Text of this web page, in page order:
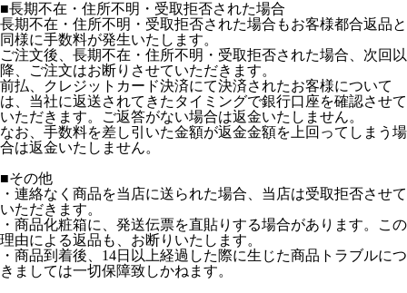
■長期不在・住所不明・受取拒否された場合
長期不在・住所不明・受取拒否された場合もお客様都合返品と
同様に手数料が発生いたします。
ご注文後、長期不在・住所不明・受取拒否された場合、次回以
降、ご注文はお断りさせていただきます。
前払、クレジットカード決済にて決済されたお客様について
は、当社に返送されてきたタイミングで銀行口座を確認させて
いただきます。ご返答がない場合は返金いたしません。
なお、手数料を差し引いた金額が返金金額を上回ってしまう場
合は返金いたしません。
■その他
・連絡なく商品を当店に送られた場合、当店は受取拒否させて
いただきます。
・商品化粧箱に、発送伝票を直貼りする場合があります。この
理由による返品も、お断りいたします。
・商品到着後、14日以上経過した際に生じた商品トラブルにつ
きましては一切保障致しかねます。